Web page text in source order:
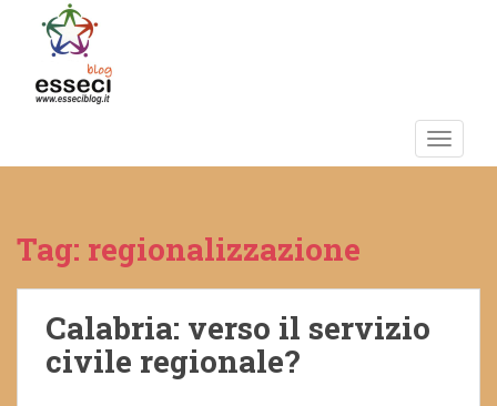
m
Tag: regionalizzazione
Calabria: verso il servizio
civile regionale?